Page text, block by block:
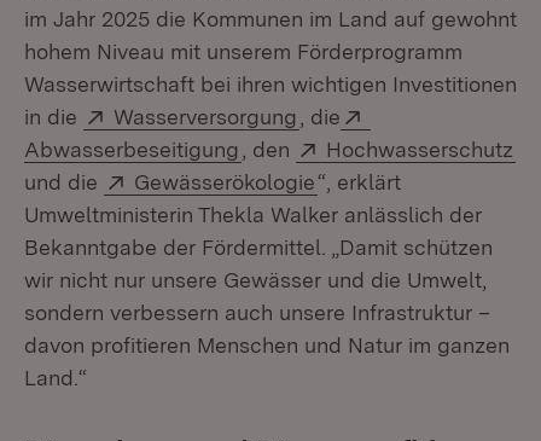
im Jahr 2025 die Kommunen im Land auf gewohnt
hohem Niveau mit unserem Förderprogramm
Wasserwirtschaft bei ihren wichtigen Investitionen
in die
Extern:
Wasserversorgung (Öffnet in neuem
, die
Abwasserbeseitigung (Öffnet in neuem Fenster)
, den Extern:
Hochwasserschutz
und die
Extern:
Gewässerökologie(Öffnet in neuem
“, erklärt
Umweltministerin Thekla Walker anlässlich der
Bekanntgabe der Fördermittel. „Damit schützen
wir nicht nur unsere Gewässer und die Umwelt,
sondern verbessern auch unsere Infrastruktur –
davon profitieren Menschen und Natur im ganzen
Land.“